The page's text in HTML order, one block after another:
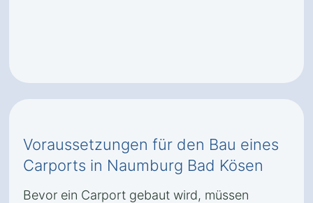
Voraussetzungen für den Bau eines
Carports in Naumburg Bad Kösen
Bevor ein Carport gebaut wird, müssen